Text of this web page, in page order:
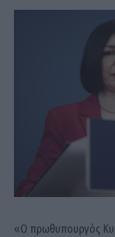
«Ο πρωθυπουργός